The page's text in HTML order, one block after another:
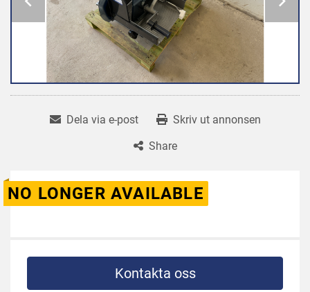
Dela via e-post
Skriv ut annonsen
Share
NO LONGER AVAILABLE
Kontakta oss